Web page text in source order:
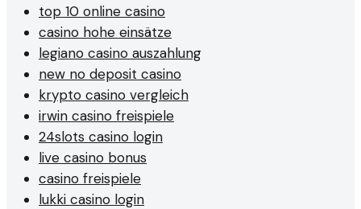
top 10 online casino
casino hohe einsätze
legiano casino auszahlung
new no deposit casino
krypto casino vergleich
irwin casino freispiele
24slots casino login
live casino bonus
casino freispiele
lukki casino login